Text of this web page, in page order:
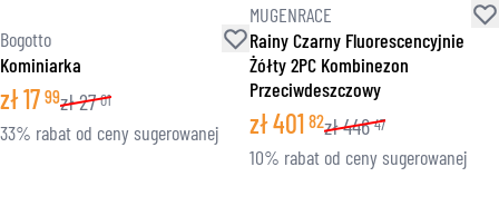
Bogotto
Kominiarka
zł17 99zł27 01
33% rabat od ceny sugerowanej
MUGENRACE
Rainy Czarny Fluorescencyjnie
Żółty 2PC Kombinezon
Przeciwdeszczowy
zł401 82zł446 47
10% rabat od ceny sugerowanej